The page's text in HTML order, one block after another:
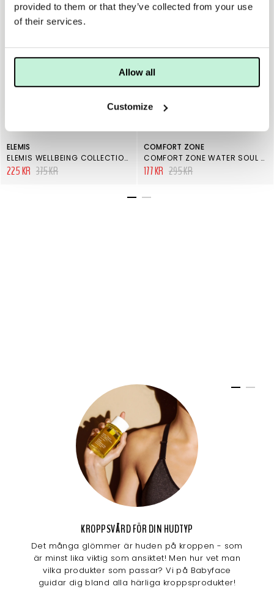
provided to them or that they’ve collected from your use
of their services.
Allow all
Customize
40%
ELEMIS
ELEMIS WELLBEING COLLECTION CALM & FORTITUDE
225 KR 375 KR
COMFORT ZONE
COMFORT ZONE WATER SOUL ECO SHOWER GEL
177 KR 295 KR
KROPPSVÅRD FÖR DIN HUDTYP
Det många glömmer är huden på kroppen - som
är minst lika viktig som ansiktet! Men hur vet man
vilka produkter som passar? Vi på Babyface
guidar dig bland alla härliga kroppsprodukter!